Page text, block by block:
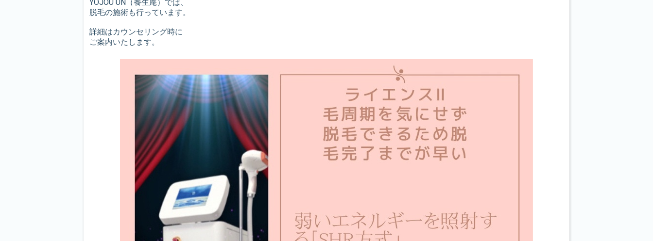
YOJOU UN（養生庵）では、
脱毛の施術も行っています。
詳細はカウンセリング時に
ご案内いたします。